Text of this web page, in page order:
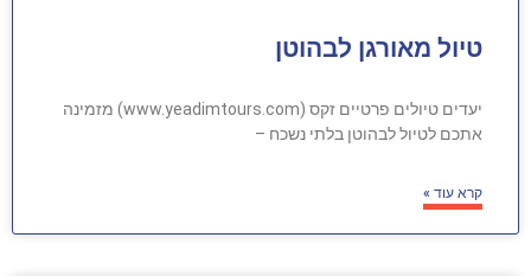
טיול מאורגן לבהוטן
יעדים טיולים פרטיים זקס (www.yeadimtours.com) מזמינה
אתכם לטיול לבהוטן בלתי נשכח –
קרא עוד »